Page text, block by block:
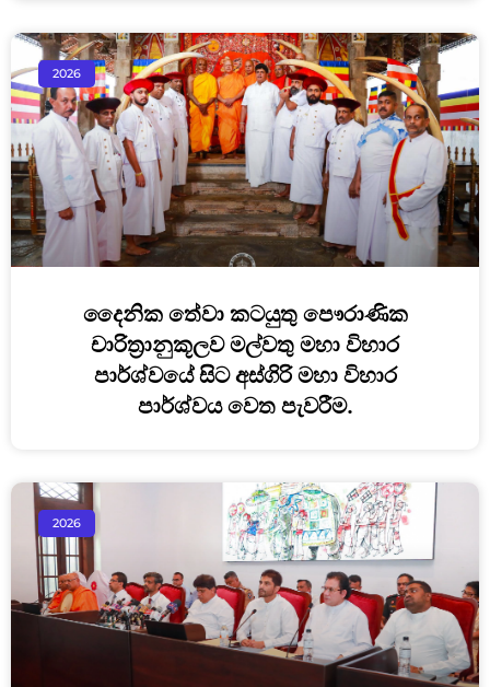
2026
දෛනික තේවා කටයුතු පෞරාණික
චාරිත්‍රානුකූලව මල්වතු මහා විහාර
පාර්ශ්වයේ සිට අස්ගිරි මහා විහාර
පාර්ශ්වය වෙත පැවරීම.
2026